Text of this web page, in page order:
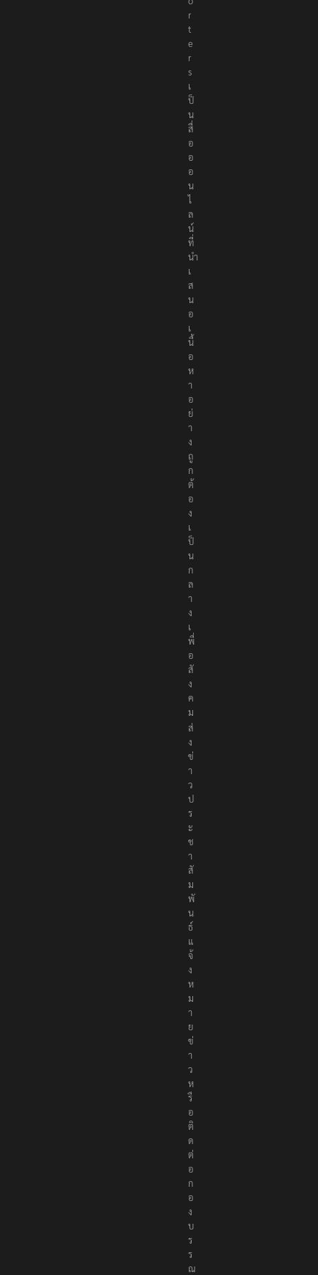
r
t
e
r
s
เ
ป็
น
สื่
อ
อ
อ
น
ไ
ล
น์
ที่
นำ
เ
ส
น
อ
เ
นื้
อ
ห
า
อ
ย่
า
ง
ถู
ก
ต้
อ
ง
เ
ป็
น
ก
ล
า
ง
เ
พื่
อ
สั
ง
ค
ม
ส่
ง
ข่
า
ว
ป
ร
ะ
ช
า
สั
ม
พั
น
ธ์
แ
จ้
ง
ห
ม
า
ย
ข่
า
ว
ห
รื
อ
ติ
ด
ต่
อ
ก
อ
ง
บ
ร
ร
ณ